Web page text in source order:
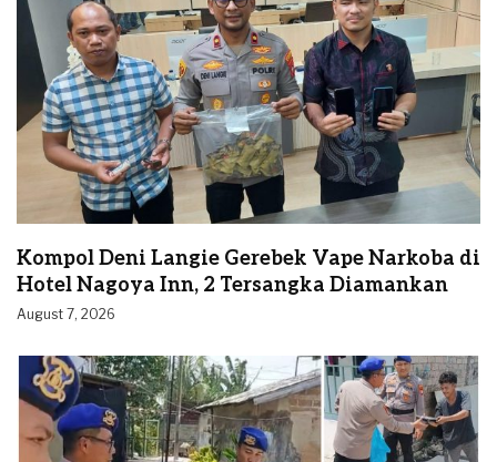
Kompol Deni Langie Gerebek Vape Narkoba di
Hotel Nagoya Inn, 2 Tersangka Diamankan
August 7, 2026